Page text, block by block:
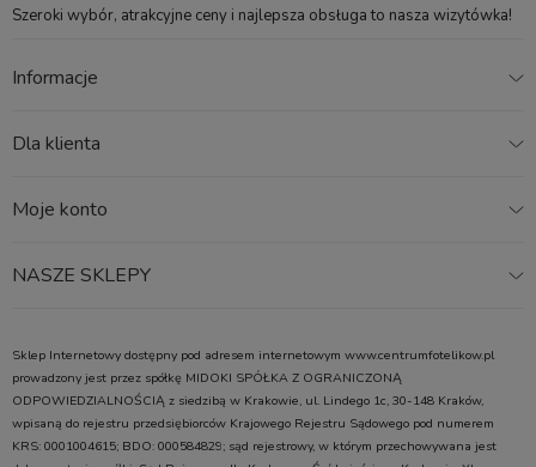
CYBEX LEMO krzesełko dla dzieci | Sand White
Szeroki wybór, atrakcyjne ceny i najlepsza obsługa to nasza wizytówka!
Informacje
Dla klienta
Moje konto
NASZE SKLEPY
Sklep Internetowy dostępny pod adresem internetowym www.centrumfotelikow.pl
prowadzony jest przez spółkę MIDOKI SPÓŁKA Z OGRANICZONĄ
ODPOWIEDZIALNOŚCIĄ z siedzibą w Krakowie, ul. Lindego 1c, 30-148 Kraków,
wpisaną do rejestru przedsiębiorców Krajowego Rejestru Sądowego pod numerem
KRS: 0001004615; BDO: 000584829; sąd rejestrowy, w którym przechowywana jest